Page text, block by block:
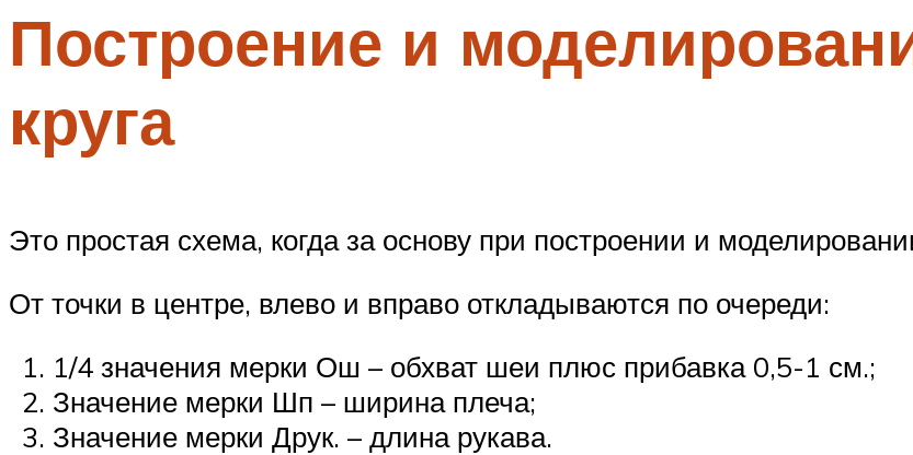
Построение и
круга
Это простая схема, когда за основу при построении и
От точки в центре, влево и вправо откладываются по очереди:
1/4 значения мерки Ош – обхват шеи плюс прибавка 0,5-1 см.;
Значение мерки Шп – ширина плеча;
Значение мерки Друк. – длина рукава.